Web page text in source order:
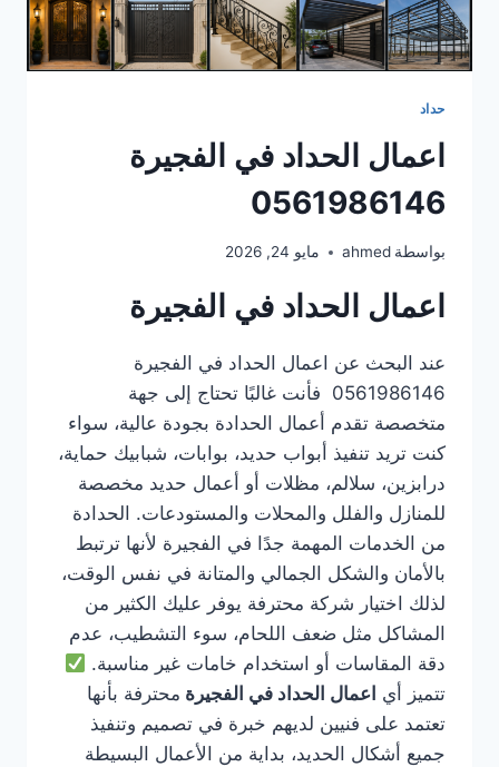
حداد
اعمال الحداد في الفجيرة
0561986146
بواسطة ahmed مايو 24, 2026
اعمال الحداد في الفجيرة
عند البحث عن اعمال الحداد في الفجيرة
0561986146 فأنت غالبًا تحتاج إلى جهة
متخصصة تقدم أعمال الحدادة بجودة عالية، سواء
كنت تريد تنفيذ أبواب حديد، بوابات، شبابيك حماية،
درابزين، سلالم، مظلات أو أعمال حديد مخصصة
للمنازل والفلل والمحلات والمستودعات. الحدادة
من الخدمات المهمة جدًا في الفجيرة لأنها ترتبط
بالأمان والشكل الجمالي والمتانة في نفس الوقت،
لذلك اختيار شركة محترفة يوفر عليك الكثير من
المشاكل مثل ضعف اللحام، سوء التشطيب، عدم
دقة المقاسات أو استخدام خامات غير مناسبة.
تتميز أي اعمال الحداد في الفجيرة محترفة بأنها
تعتمد على فنيين لديهم خبرة في تصميم وتنفيذ
جميع أشكال الحديد، بداية من الأعمال البسيطة